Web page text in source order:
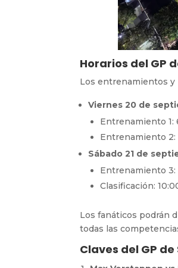
Horarios del GP
Los entrenamientos y
Viernes 20 de
Entrenamiento 1:
Entrenamiento 2:
Sábado 21 de
Entrenamiento 3:
Clasificación:
Los fanáticos podrán
todas las
Claves del GP